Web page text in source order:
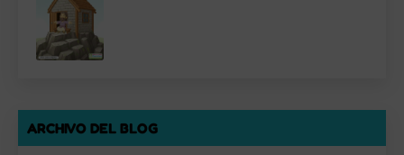
ARCHIVO DEL BLOG